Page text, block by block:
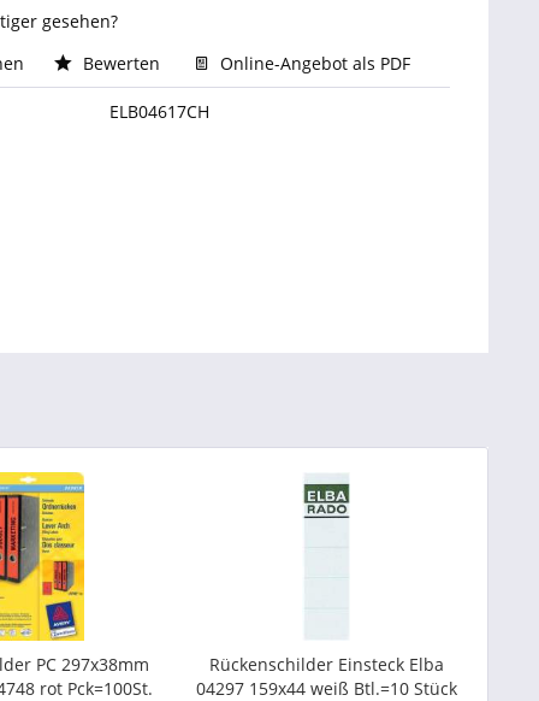
gesehen?
Bewerten Online-Angebot als PDF
ELB04617CH
PC 297x38mm
rot Pck=100St.
Rückenschilder Einsteck Elba
04297 159x44 weiß Btl.=10 Stück